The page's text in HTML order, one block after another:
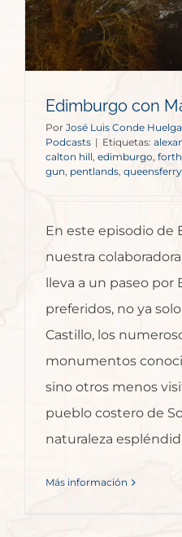
Edimburgo con
Por José Luis Conde Huelga
Podcasts | Etiquetas:
calton hill, edimburgo, forth
gun, pentlands, queensferry
En este episodio de
nuestra
lleva a un paseo
preferidos, no ya
Castillo, los
monumentos
sino otros menos
pueblo costero de
naturaleza
Más información